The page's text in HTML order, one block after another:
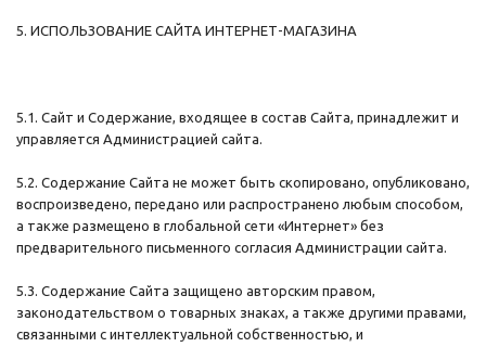
5. ИСПОЛЬЗОВАНИЕ САЙТА ИНТЕРНЕТ-МАГАЗИНА
5.1. Сайт и Содержание, входящее в состав Сайта, принадлежит и
управляется Администрацией сайта.
5.2. Содержание Сайта не может быть скопировано, опубликовано,
воспроизведено, передано или распространено любым способом,
а также размещено в глобальной сети «Интернет» без
предварительного письменного согласия Администрации сайта.
5.3. Содержание Сайта защищено авторским правом,
законодательством о товарных знаках, а также другими правами,
связанными с интеллектуальной собственностью, и